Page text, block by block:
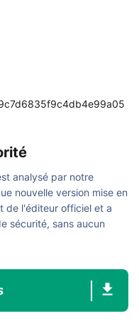
analysé par notre
nouvelle version mise en
de l'éditeur officiel et a
sécurité, sans aucun